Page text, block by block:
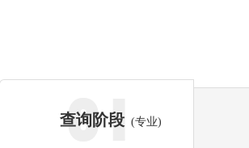
查询阶段 (专业)